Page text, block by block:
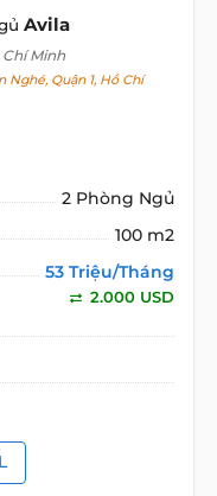
Avila
Minh
Quận 1, Hồ Chí
2 Phòng Ngủ
100 m2
53 Triệu/Tháng
2.000 USD